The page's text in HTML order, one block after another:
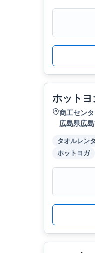
ホットヨ
商工セン
広島県広
タオルレン
ホットヨガ